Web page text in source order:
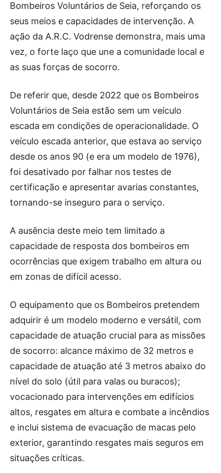
Bombeiros Voluntários de Seia, reforçando os
seus meios e capacidades de intervenção. A
ação da A.R.C. Vodrense demonstra, mais uma
vez, o forte laço que une a comunidade local e
as suas forças de socorro.
De referir que, desde 2022 que os Bombeiros
Voluntários de Seia estão sem um veículo
escada em condições de operacionalidade. O
veículo escada anterior, que estava ao serviço
desde os anos 90 (e era um modelo de 1976),
foi desativado por falhar nos testes de
certificação e apresentar avarias constantes,
tornando-se inseguro para o serviço.
A ausência deste meio tem limitado a
capacidade de resposta dos bombeiros em
ocorrências que exigem trabalho em altura ou
em zonas de difícil acesso.
O equipamento que os Bombeiros pretendem
adquirir é um modelo moderno e versátil, com
capacidade de atuação crucial para as missões
de socorro: alcance máximo de 32 metros e
capacidade de atuação até 3 metros abaixo do
nível do solo (útil para valas ou buracos);
vocacionado para intervenções em edifícios
altos, resgates em altura e combate a incêndios
e inclui sistema de evacuação de macas pelo
exterior, garantindo resgates mais seguros em
situações críticas.